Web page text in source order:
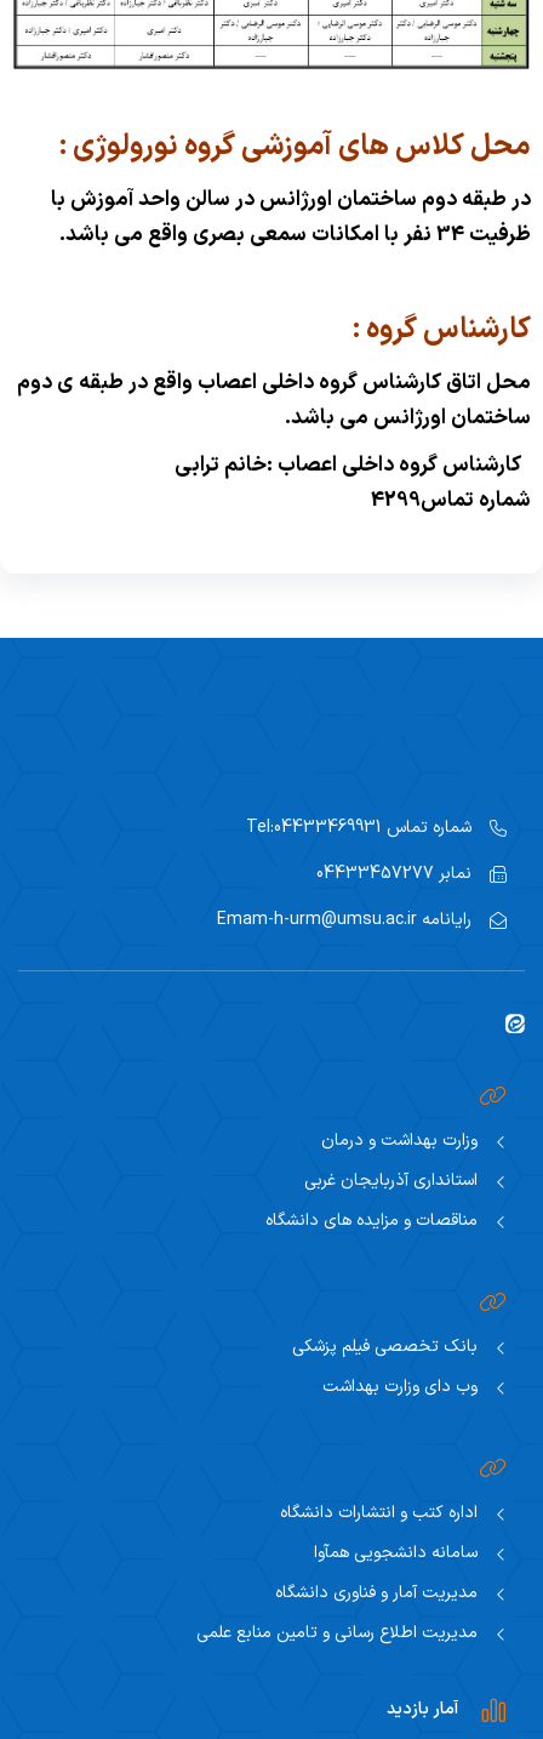
محل کلاس های آموزشی گروه نورولوژی :
در طبقه دوم ساختمان اورژانس در سالن واحد آموزش با
ظرفیت 34 نفر با امکانات سمعی بصری واقع می باشد.
کارشناس گروه :
محل اتاق کارشناس گروه داخلی اعصاب واقع در طبقه ی دوم
ساختمان اورژانس می باشد.
کارشناس گروه داخلی اعصاب :خانم ترابی
شماره تماس4299
شماره تماس
نمابر
رایانامه
وزارت بهداشت و درمان
استانداری آذربایجان غربی
مناقصات و مزایده های دانشگاه
بانک تخصصی فیلم پزشکی
وب دای وزارت بهداشت
اداره کتب و انتشارات دانشگاه
سامانه دانشجویی همآوا
مدیریت آمار و فناوری دانشگاه
مدیریت اطلاع رسانی و تامین منابع علمی
آمار بازدید